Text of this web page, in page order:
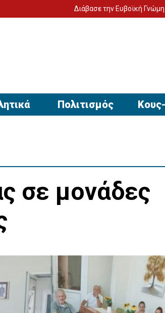
Διάβασε την Ευβοϊκή Γνώμη στον
Πολιτισμός
σε μονάδες